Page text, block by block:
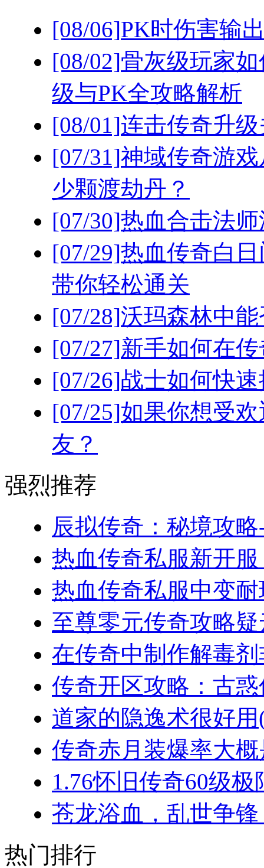
[08/06]PK时伤害输
[08/02]骨灰级玩家
级与PK全攻略解析
[08/01]连击传奇升
[07/31]神域传奇游
少颗渡劫丹？
[07/30]热血合击法
[07/29]热血传奇白
带你轻松通关
[07/28]沃玛森林中
[07/27]新手如何在
[07/26]战士如何快
[07/25]如果你想受
友？
强烈推荐
辰拟传奇：秘境攻
热血传奇私服新开
热血传奇私服中变
至尊零元传奇攻略
在传奇中制作解毒
传奇开区攻略：古
道家的隐逸术很好用
传奇赤月装爆率大
1.76怀旧传奇60级
苍龙浴血，乱世争
热门排行